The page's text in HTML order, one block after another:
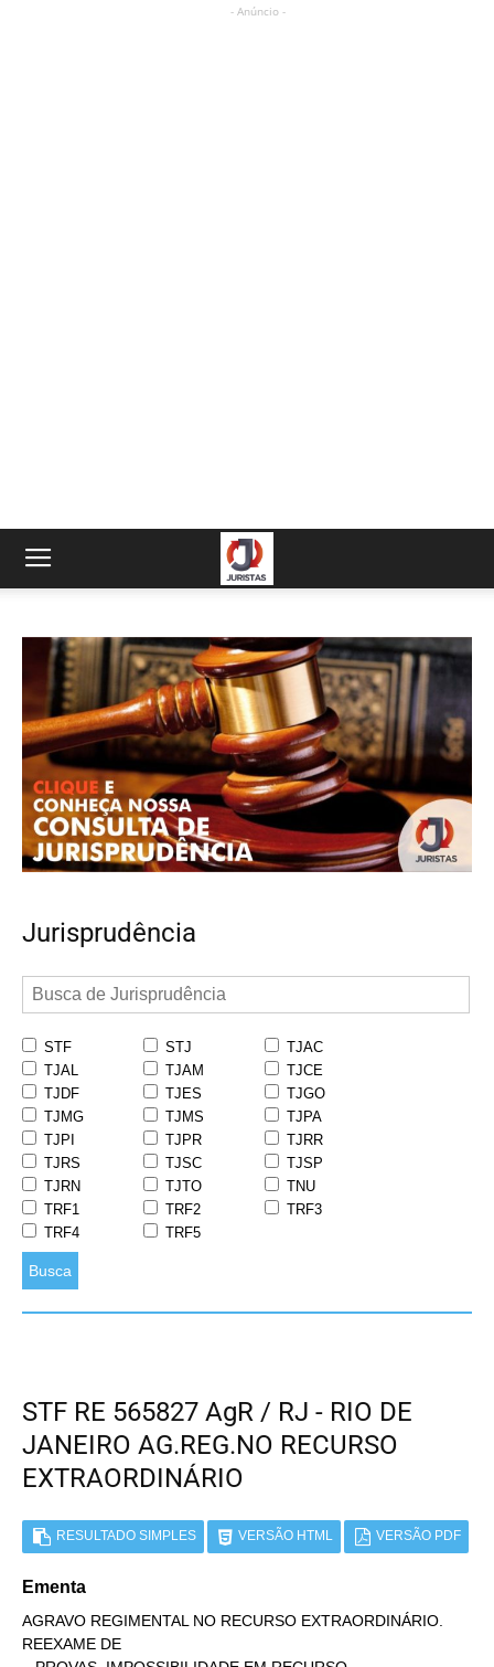
- Anúncio -
Jurisprudência
STF STJ
TJAC
TJAL
TJAM
TJCE
TJDF
TJES
TJGO
TJMG
TJMS
TJPA
TJPI
TJPR
TJRR
TJRS
TJSC
TJSP
TJRN
TJTO
TNU
TRF1
TRF2
TRF3
TRF4
TRF5
Busca
STF RE 565827 AgR / RJ - RIO DE
JANEIRO AG.REG.NO RECURSO
EXTRAORDINÁRIO
RESULTADO SIMPLES VERSÃO HTML VERSÃO PDF
Ementa
AGRAVO REGIMENTAL NO RECURSO EXTRAORDINÁRIO.
REEXAME DE